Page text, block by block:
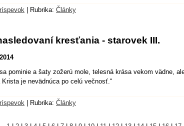
Rubrika: Články
kresťania - starovek III.
pominie a šaty zožerú mole, telesná krása vekom vädne,
je nevädnúca po celú večnosť.“
Rubrika: Články